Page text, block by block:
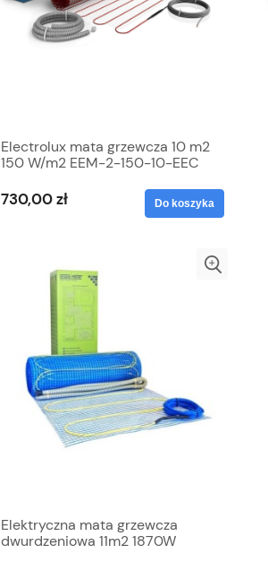
Electrolux mata grzewcza 10 m2
150 W/m2 EEM-2-150-10-EEC
730,00 zł Do koszyka
Elektryczna mata grzewcza
dwurdzeniowa 11m2 1870W